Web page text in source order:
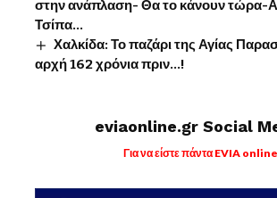
στην ανάπλαση- Θα το κάνουν τώρα-
Τσίπα…
Χαλκίδα: Το παζάρι της Αγίας
αρχή 162 χρόνια πριν…!
eviaonline.gr Social
Για να είστε πάντα EVIA online